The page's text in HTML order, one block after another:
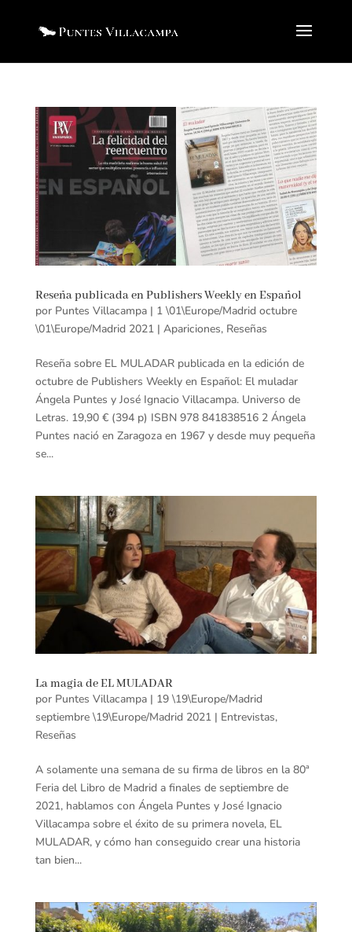
Reseña publicada en Publishers Weekly en Español
por Puntes Villacampa| 1 \01\Europe/Madrid octubre
\01\Europe/Madrid 2021| Apariciones, Reseñas
Reseña sobre EL MULADAR publicada en la edición de
octubre de Publishers Weekly en Español: El muladar
Ángela Puntes y José Ignacio Villacampa. Universo de
Letras. 19,90 € (394 p) ISBN 978 841838516 2 Ángela
Puntes nació en Zaragoza en 1967 y desde muy pequeña
se...
La magia de EL MULADAR
por Puntes Villacampa| 19 \19\Europe/Madrid
septiembre \19\Europe/Madrid 2021| Entrevistas,
Reseñas
A solamente una semana de su firma de libros en la 80ª
Feria del Libro de Madrid a finales de septiembre de
2021, hablamos con Ángela Puntes y José Ignacio
Villacampa sobre el éxito de su primera novela, EL
MULADAR, y cómo han conseguido crear una historia
tan bien...